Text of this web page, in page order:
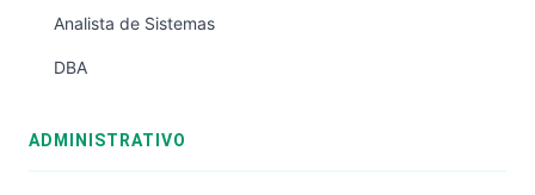
Analista de Sistemas
DBA
ADMINISTRATIVO